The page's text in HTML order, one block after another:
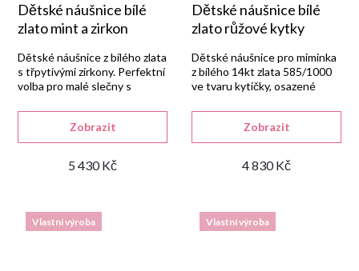
Dětské náušnice bílé
zlato mint a zirkon
5 430 Kč
Zobrazit
Dětské náušnice z bílého zlata
s třpytivými zirkony. Perfektní
volba pro malé slečny s
Dětské náušnice bílé
zlato růžové kytky
4 830 Kč
Zobrazit
Dětské náušnice pro miminka
z bílého 14kt zlata 585/1000
ve tvaru kytičky, osazené
zirkonem.
Vlastní výroba Vlastní výroba